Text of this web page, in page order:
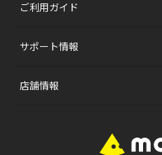
ご利用ガイド
サポート情報
店舗情報